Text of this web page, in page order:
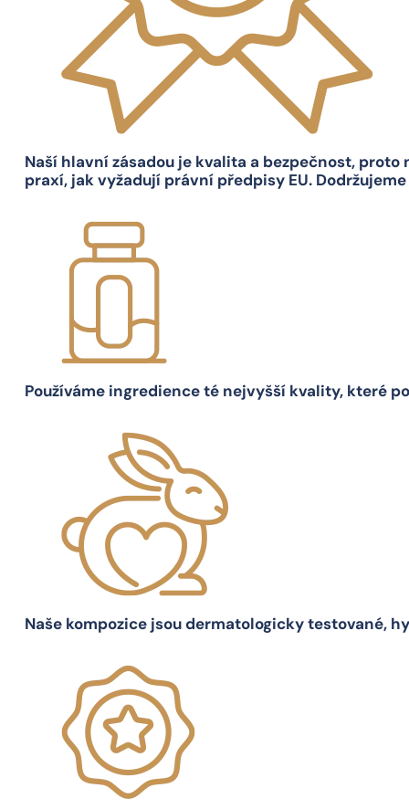
Naší hlavní zásadou je kvalita a bezpečnost,
praxí, jak vyžadují právní předpisy EU. Dodržujeme
Používáme ingredience té nejvyšší kvality, které
Naše kompozice jsou dermatologicky testované,